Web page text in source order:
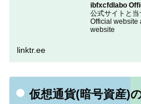
ibfxcfdlabo
公式サイトと
Official website
website
linktr.ee
仮想通貨(暗号資産)